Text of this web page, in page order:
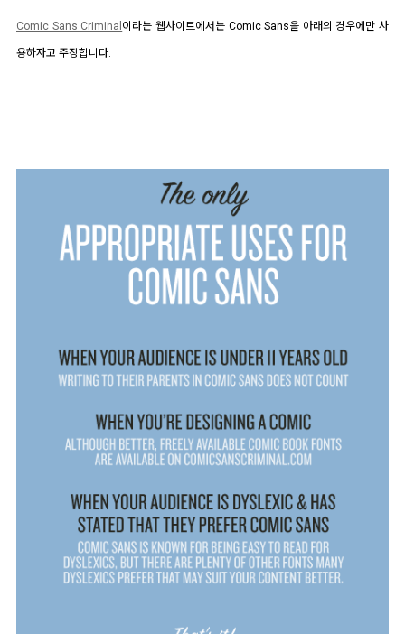
Comic Sans Criminal 이라는 웹사이트에서는 Comic Sans을 아래의 경우에만 사
용하자고 주장합니다.